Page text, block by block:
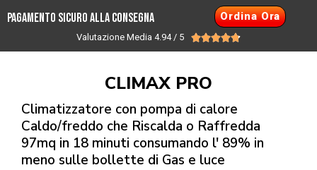
Pagamento Sicuro alla consegna Ordina Ora
Valutazione Media 4.94 / 5 
CLIMAX PRO
Climatizzatore con pompa di calore
Caldo/freddo che Riscalda o Raffredda
97mq in 18 minuti consumando l' 89% in
meno sulle bollette di Gas e luce